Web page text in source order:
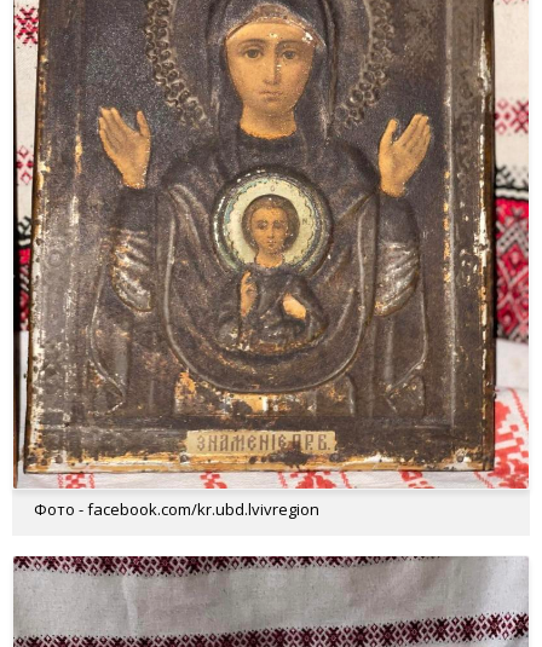
Фото - facebook.com/kr.ubd.lvivregion